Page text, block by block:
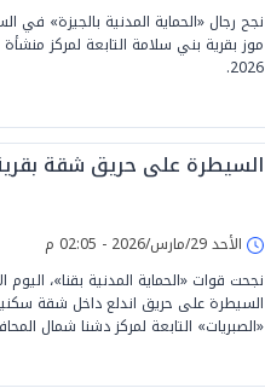
نجح رجال «الحماية المدنية بالجيزة»
2026.
السيطرة على حريق شقة
الأحد 29/مارس/2026 - 02:05 م
السيطرة على حريق اندلع داخل شقة سكنية
«الصبريات» التابعة لمركز دشنا شمال